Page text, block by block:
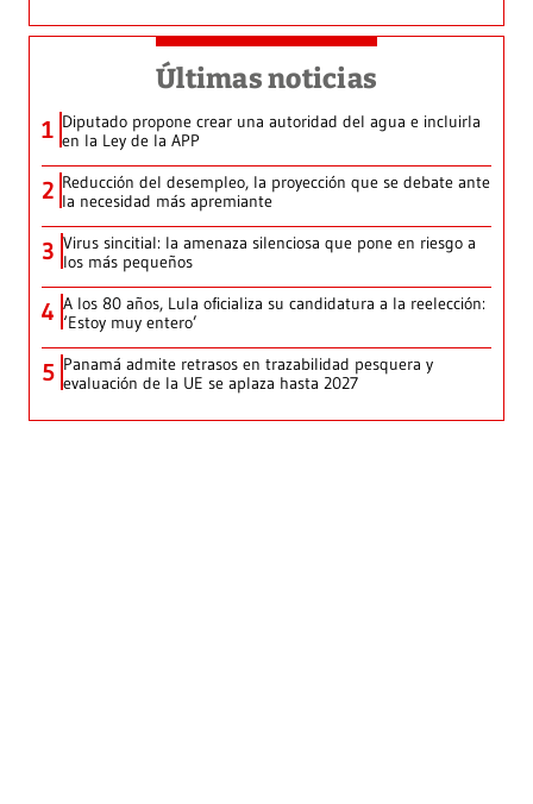
Últimas noticias
1 Diputado propone crear una autoridad del agua e incluirla
en la Ley de la APP
2 Reducción del desempleo, la proyección que se debate ante
la necesidad más apremiante
3 Virus sincitial: la amenaza silenciosa que pone en riesgo a
los más pequeños
4 A los 80 años, Lula oficializa su candidatura a la reelección:
‘Estoy muy entero’
5 Panamá admite retrasos en trazabilidad pesquera y
evaluación de la UE se aplaza hasta 2027